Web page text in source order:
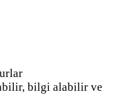
bilgi alabilir ve